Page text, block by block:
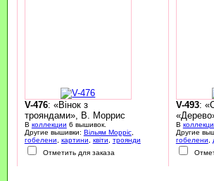
V-476: «Вінок з
трояндами», В. Моррис
В коллекции 6 вышивок.
Другие вышивки: Вільям Морріс,
гобелени, картини, квіти, троянди
Отметить для заказа
V-493:
В
Другие
гобелени,